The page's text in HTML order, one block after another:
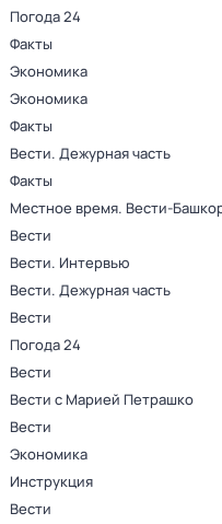
Погода 24
Факты
Экономика
Экономика
Факты
Вести. Дежурная часть
Факты
Местное время. Вести-
Вести
Вести. Интервью
Вести. Дежурная часть
Вести
Погода 24
Вести
Вести с Марией Петрашко
Вести
Экономика
Инструкция
Вести